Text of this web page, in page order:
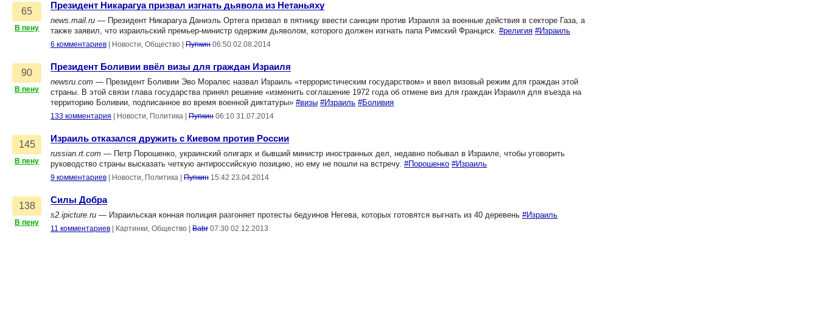
65
В пену
Президент Никарагуа призвал изгнать дьявола из Нетаньяху
news.mail.ru — Президент Никарагуа Даниэль Ортега призвал в пятницу ввести санкции против Израиля за военные действия в секторе Газа, а
также заявил, что израильский премьер-министр одержим дьяволом, которого должен изгнать папа Римский Франциск. #религия #Израиль
6 комментариев Новости, Общество Пупкин 06:50 02.08.2014
90
В пену
Президент Боливии ввёл визы для граждан Израиля
newsru.com — Президент Боливии Эво Моралес назвал Израиль «террористическим государством» и ввел визовый режим для граждан этой
страны. В этой связи глава государства принял решение «изменить соглашение 1972 года об отмене виз для граждан Израиля для въезда на
территорию Боливии, подписанное во время военной диктатуры» #визы #Израиль #Боливия
133 комментария Новости, Политика Пупкин 06:10 31.07.2014
145
В пену
Израиль отказался дружить с Киевом против России
russian.rt.com — Петр Порошенко, украинский олигарх и бывший министр иностранных дел, недавно побывал в Израиле, чтобы уговорить
руководство страны высказать четкую антироссийскую позицию, но ему не пошли на встречу. #Порошенко #Израиль
9 комментариев Новости, Политика Пупкин 15:42 23.04.2014
138
В пену
Силы Добра
s2.ipicture.ru — Израильская конная полиция разгоняет протесты бедуинов Негева, которых готовятся выгнать из 40 деревень #Израиль
11 комментариев Картинки, Общество Babr 07:30 02.12.2013